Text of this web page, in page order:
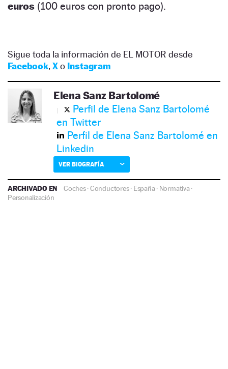
euros (100 euros con pronto pago).
Sigue toda la información de EL MOTOR desde
Facebook, Xo Instagram
Elena Sanz Bartolomé
Perfil de Elena Sanz Bartolomé
en Twitter
Perfil de Elena Sanz Bartolomé en
Linkedin
VER BIOGRAFÍA
ARCHIVADO EN Coches·Conductores· España· Normativa·
Personalización